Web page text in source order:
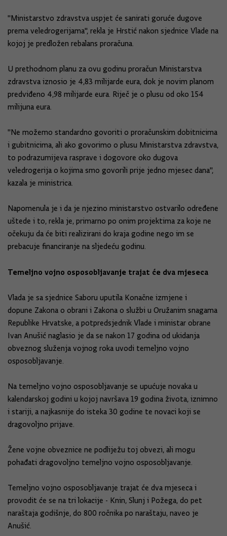
"Ministarstvo zdravstva uspjet će sanirati goruće dugove
prema veledrogerijama", rekla je Hrstić nakon sjednice Vlade na
kojoj je predložen rebalans proračuna.
U prethodnom planu za ovu godinu proračun Ministarstva
zdravstva iznosio je 4,83 milijarde eura, dok je novim planom
predviđeno 4,98 milijarde eura. Riječ je o plusu od oko 154
milijuna eura.
"Ne možemo standardno govoriti o proračunskim dobitnicima
i gubitnicima, ali ako govorimo o plusu Ministarstva zdravstva,
to podrazumijeva rasprave i dogovore oko dugova
veledrogerija o kojima smo govorili prije jedno mjesec dana",
kazala je ministrica.
Napomenula je i da je njezino ministarstvo ostvarilo određene
uštede i to, rekla je, primarno po onim projektima za koje ne
očekuju da će biti realizirani do kraja godine nego im se
prebacuje financiranje na sljedeću godinu.
Temeljno vojno osposobljavanje trajat će dva mjeseca
Vlada je sa sjednice Saboru uputila Konačne izmjene i
dopune Zakona o obrani i Zakona o službi u Oružanim snagama
Republike Hrvatske, a potpredsjednik Vlade i ministar obrane
Ivan Anušić naglasio je da se nakon 17 godina od ukidanja
obveznog služenja vojnog roka uvodi temeljno vojno
osposobljavanje.
Na temeljno vojno osposobljavanje se upućuje novaka u
kalendarskoj godini u kojoj navršava 19 godina života, iznimno
i stariji, a najkasnije do isteka 30 godine te novaci koji se
dragovoljno prijave.
Žene vojne obveznice ne podliježu toj obvezi, ali mogu
pohađati dragovoljno temeljno vojno osposobljavanje.
Temeljno vojno osposobljavanje trajat će dva mjeseca i
provodit će se na tri lokacije - Knin, Slunj i Požega, do pet
naraštaja godišnje, do 800 ročnika po naraštaju, naveo je
Anušić.